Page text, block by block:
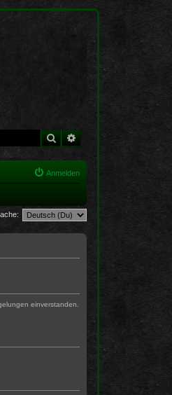
Suche Erweiterte Suche
Anmelden
einverstanden.